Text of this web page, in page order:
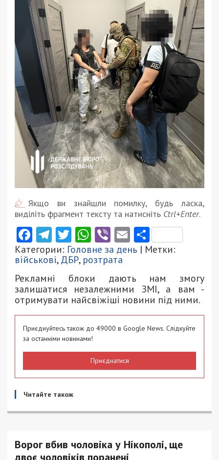
Якщо ви знайшли помилку, будь ласка,
виділіть фрагмент тексту та натисніть Ctrl+Enter.
Facebook
Telegram
Twitter
WhatsApp
ViberEmail
Категории: Головне за день | Метки:
військові,ДБР, розтрата
Рекламні блоки дають нам змогу
залишатися незалежними ЗМІ, а вам -
отримувати найсвіжіші новини під ними.
Приєднуйтесь також до 49000 в Google News. Слідкуйте
за останніми новинами!
Приєднатися
Читайте також
Ворог вбив чоловіка у Нікополі, ще
двоє чоловіків поранені